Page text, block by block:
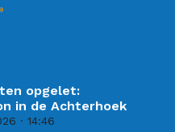
opgelet:
in de Achterhoek
14:46